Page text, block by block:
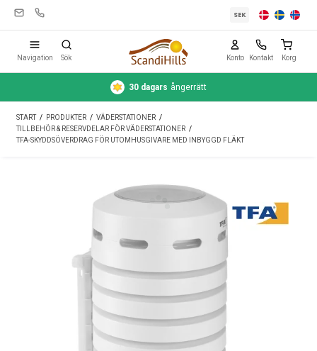
Tält
SEK
Navigation Sök Konto Kontakt Korg
30 dagars ångerrätt
START / PRODUKTER / VÄDERSTATIONER /
TILLBEHÖR & RESERVDELAR FÖR VÄDERSTATIONER /
TFA-SKYDDSÖVERDRAG FÖR UTOMHUSGIVARE MED INBYGGD FLÄKT